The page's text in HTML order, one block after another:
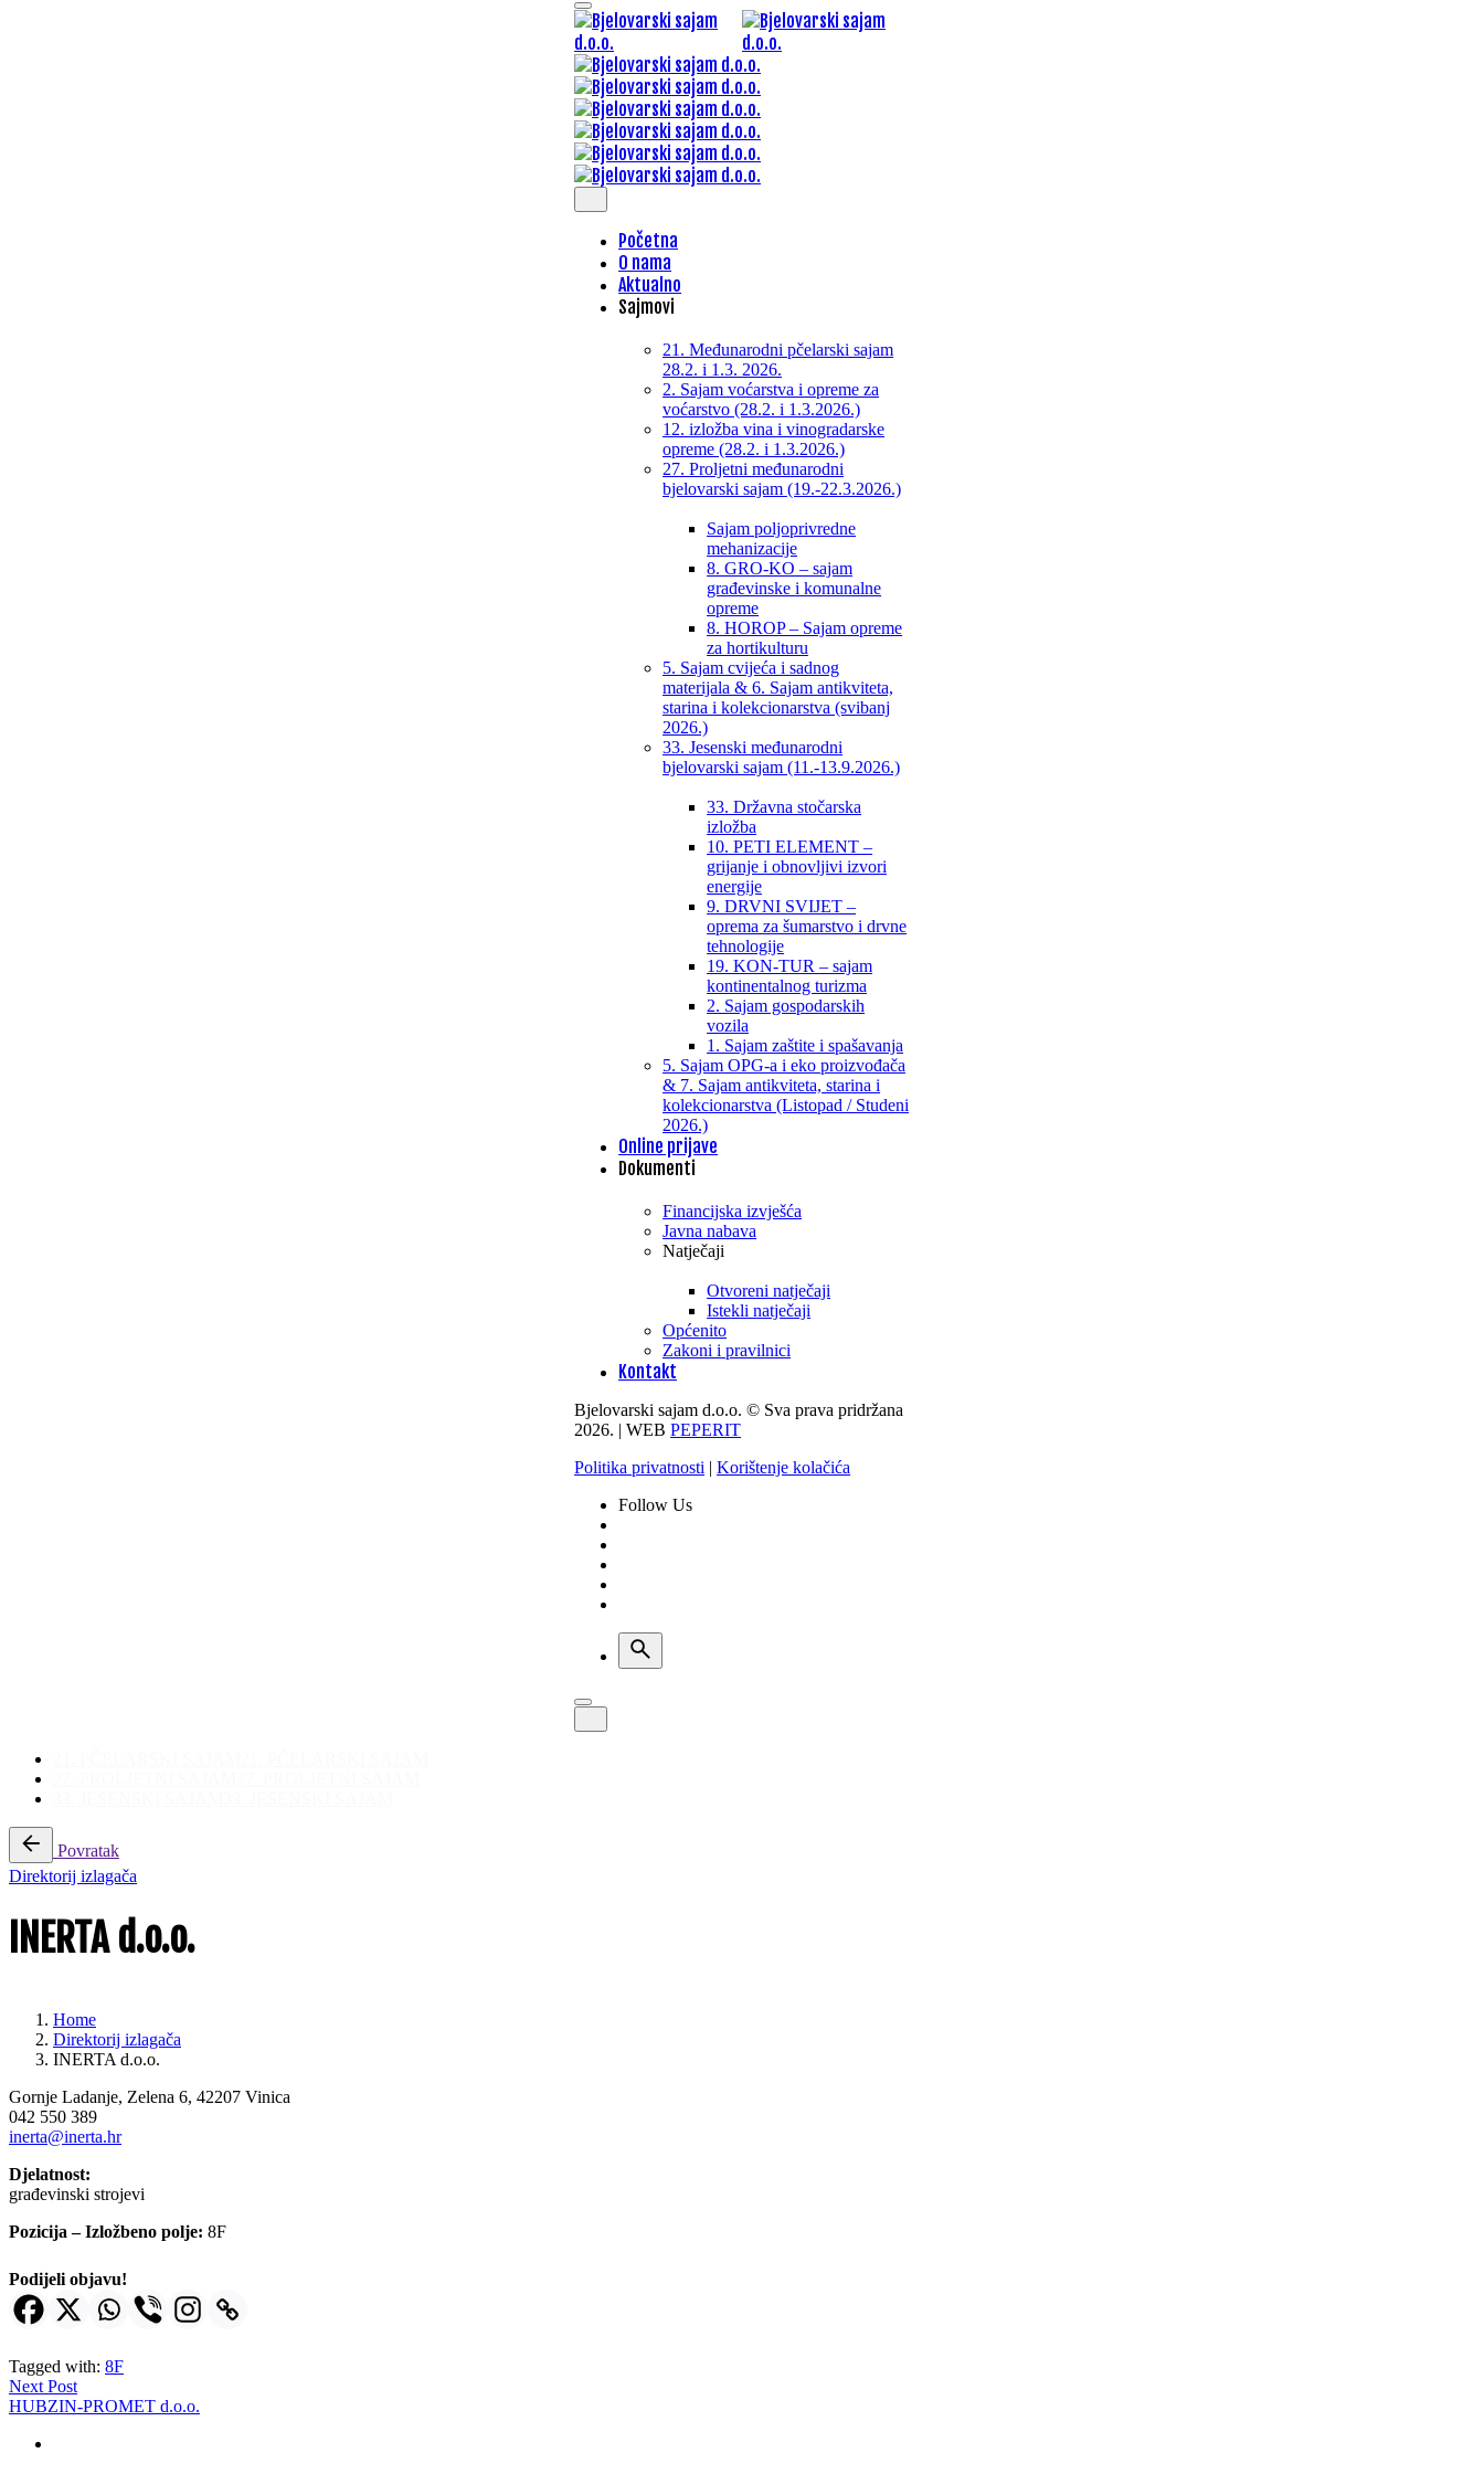
Početna
O nama
Aktualno
Sajmovi
21. Međunarodni pčelarski sajam
28.2. i 1.3. 2026.
2. Sajam voćarstva i opreme za
voćarstvo (28.2. i 1.3.2026.)
12. izložba vina i vinogradarske
opreme (28.2. i 1.3.2026.)
27. Proljetni međunarodni
bjelovarski sajam (19.-22.3.2026.)
Sajam poljoprivredne
mehanizacije
8. GRO-KO – sajam
građevinske i komunalne
opreme
8. HOROP – Sajam opreme
za hortikulturu
5. Sajam cvijeća i sadnog
materijala & 6. Sajam antikviteta,
starina i kolekcionarstva (svibanj
2026.)
33. Jesenski međunarodni
bjelovarski sajam (11.-13.9.2026.)
33. Državna stočarska
izložba
10. PETI ELEMENT –
grijanje i obnovljivi izvori
energije
9. DRVNI SVIJET –
oprema za šumarstvo i drvne
tehnologije
19. KON-TUR – sajam
kontinentalnog turizma
2. Sajam gospodarskih
vozila
1. Sajam zaštite i spašavanja
5. Sajam OPG-a i eko proizvođača
& 7. Sajam antikviteta, starina i
kolekcionarstva (Listopad / Studeni
2026.)
Online prijave
Dokumenti
Financijska izvješća
Javna nabava
Natječaji
Otvoreni natječaji
Istekli natječaji
Općenito
Zakoni i pravilnici
Kontakt
Bjelovarski sajam d.o.o. © Sva prava pridržana
2026. | WEBPEPERIT
Politika privatnosti |Korištenje kolačića
Follow Us
Povratak
Direktorij izlagača
INERTA d.o.o.
Home
Direktorij izlagača
INERTA d.o.o.
Gornje Ladanje, Zelena 6, 42207 Vinica
042 550 389
inerta@inerta.hr
Djelatnost:
građevinski strojevi
Pozicija – Izložbeno polje: 8F
Podijeli objavu!
Tagged with: 8F
Next Post
HUBZIN-PROMET d.o.o.